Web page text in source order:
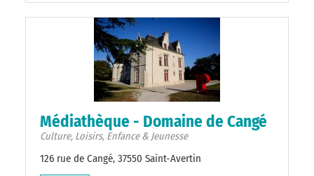
Médiathèque - Domaine de Cangé
Culture, Loisirs, Enfance & Jeunesse
126 rue de Cangé, 37550 Saint-Avertin